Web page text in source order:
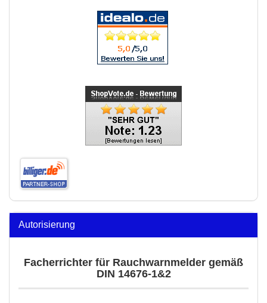
Autorisierung
Facherrichter für Rauchwarnmelder gemäß
DIN 14676-1&2